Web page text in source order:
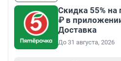
Скидка 55% на
₽ в
Доставка
До 31 августа, 2026